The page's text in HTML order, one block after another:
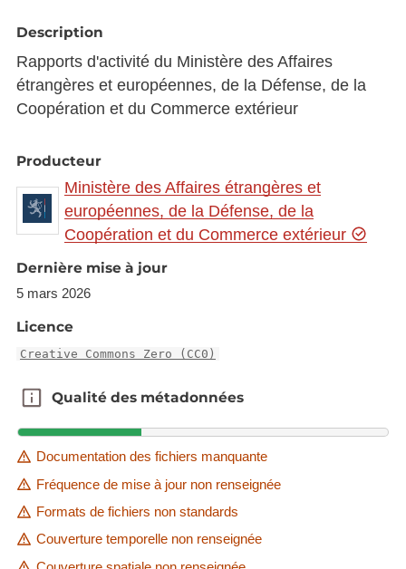
Description
Rapports d'activité du Ministère des Affaires
étrangères et européennes, de la Défense, de la
Coopération et du Commerce extérieur
Producteur
Ministère des Affaires étrangères et
européennes, de la Défense, de la
Coopération et du Commerce extérieur
Dernière mise à jour
5 mars 2026
Licence
Creative Commons Zero (CC0)
Qualité des métadonnées
Qualité des métadonnées
Documentation des fichiers manquante
Fréquence de mise à jour non renseignée
Formats de fichiers non standards
Couverture temporelle non renseignée